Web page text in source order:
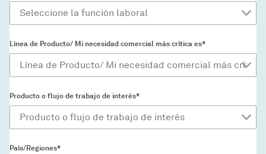
Línea de Producto/ Mi necesidad comercial más crítica es*
Producto o flujo de trabajo de interés*
País/Regiones*